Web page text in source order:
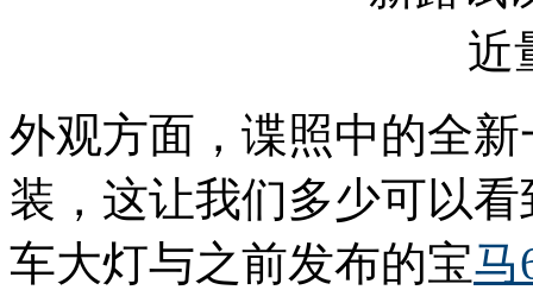
外观方面，谍照中的全
装，这让我们多少可以看
车大灯与之前发布的宝马